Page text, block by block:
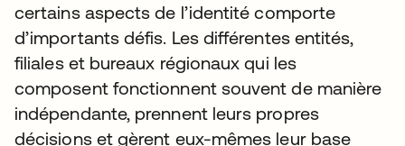
certains aspects de l’identité comporte
d’importants défis. Les différentes entités,
filiales et bureaux régionaux qui les
composent fonctionnent souvent de manière
indépendante, prennent leurs propres
décisions et gèrent eux-mêmes leur base